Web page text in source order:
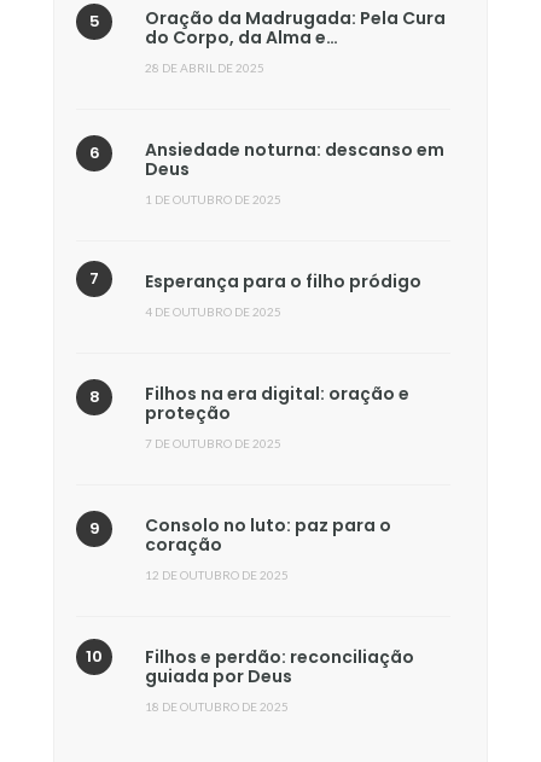
Oração da Madrugada: Pela Cura
do Corpo, da Alma e…
28 DE ABRIL DE 2025
Ansiedade noturna: descanso em
Deus
1 DE OUTUBRO DE 2025
Esperança para o filho pródigo
4 DE OUTUBRO DE 2025
Filhos na era digital: oração e
proteção
7 DE OUTUBRO DE 2025
Consolo no luto: paz para o
coração
12 DE OUTUBRO DE 2025
Filhos e perdão: reconciliação
guiada por Deus
18 DE OUTUBRO DE 2025